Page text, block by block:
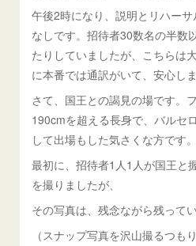
午後2時になり、説明とリハー
なしです。招待者30数名の半数
たりしていましたが、こちらは
に本番では通訳がいて、安心しま
さて、国王との謁見の場です。
190cmを超える長身で、バルセ
して出場もした気さくな方です。
最初に、招待者1人1人が国王と
を撮りましたが、
その写真は、残念ながら残って
（スナップ写真を沢山撮るつも